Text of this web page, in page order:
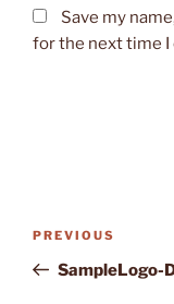
Save my
for the next time I
Previous
Post
PREVIOUS
SampleLogo-